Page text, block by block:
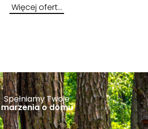
Więcej ofert…
Spełniamy Twoje
marzenia o domu